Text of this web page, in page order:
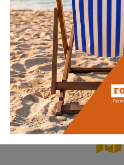
della
La salute dei lavoratori
progetto. Favoriamo uno
personale e sosteniamo
delle malattie
nell'obiettivo di potenziare la
benessere